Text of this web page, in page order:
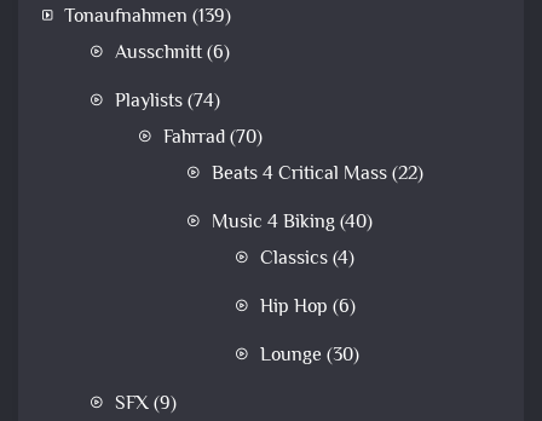
Tonaufnahmen (139)
Ausschnitt(6)
Playlists(74)
Fahrrad(70)
Beats 4 Critical Mass(22)
Music 4 Biking(40)
Classics(4)
Hip Hop (6)
Lounge (30)
SFX(9)